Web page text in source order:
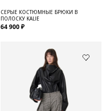
СЕРЫЕ КОСТЮМНЫЕ БРЮКИ В
ПОЛОСКУ KALIE
64 900 ₽